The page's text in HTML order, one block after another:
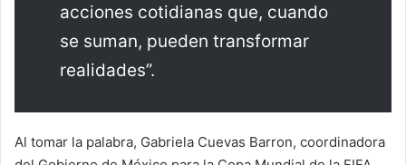
acciones cotidianas que, cuando
se suman, pueden transformar
realidades”.
Al tomar la palabra, Gabriela Cuevas Barron, coordinadora